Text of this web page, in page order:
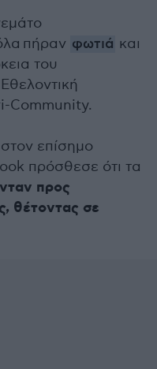
πήραν φωτιά και
του
Community.
επίσημο
πρόσθεσε ότι τα
προς
θέτοντας σε